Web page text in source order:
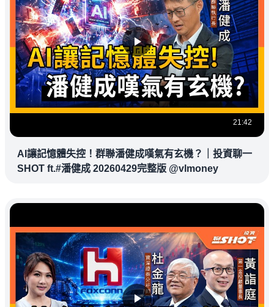
21:42
AI讓記憶體失控！群聯潘健成嘆氣有玄機？｜投資聊一
SHOT ft.#潘健成 20260429完整版 @vlmoney